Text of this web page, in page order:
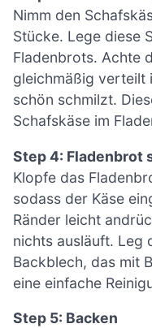
Nimm den
Stücke. Lege diese
Fladenbrots. Achte
gleichmäßig verteilt
schön schmilzt.
Schafskäse im
Step 4: Fladenbrot
Klopfe das
sodass der Käse
Ränder leicht
nichts ausläuft. Leg
Backblech, das mit
eine einfache
Step 5: Backen